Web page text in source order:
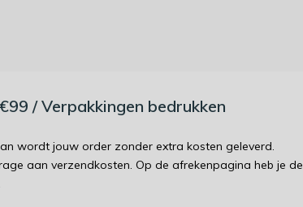
/ Verpakkingen bedrukken
wordt jouw order zonder extra kosten geleverd.
aan verzendkosten. Op de afrekenpagina heb je de